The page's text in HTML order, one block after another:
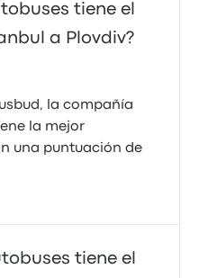
tiene el
a Plovdiv?
la compañía
la mejor
una puntuación de
tiene el